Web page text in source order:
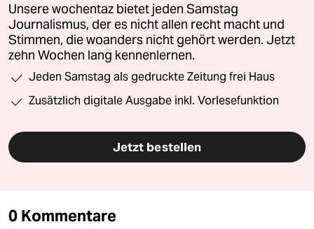
Unsere wochentaz bietet jeden Samstag
Journalismus, der es nicht allen recht macht und
Stimmen, die woanders nicht gehört werden. Jetzt
zehn Wochen lang kennenlernen.
Jeden Samstag als gedruckte Zeitung frei Haus
Zusätzlich digitale Ausgabe inkl. Vorlesefunktion
Jetzt bestellen
0 Kommentare